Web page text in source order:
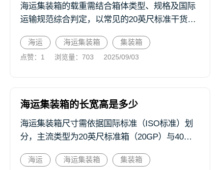
海运集装箱的载重需结合箱体类型、规格及国际
运输规范综合判定，以常见的20英尺标准干货箱
20GP集装箱的最大载重通常在21-28吨之间（含
货物...
海运 海运集装箱 集装箱
点赞：1 浏览量：703 2025/09/03
海运集装箱的长宽高是多少
海运集装箱尺寸需依据国际标准（ISO标准）划
分，主流类型为20英尺标准箱（20GP）与40英
常为长6.058米、宽2.438米、高2.591米，...
海运 海运集装箱 集装箱